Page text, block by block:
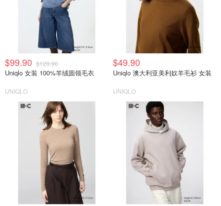
$99.90 $129.90
Uniqlo 女装 100%羊绒圆领毛衣
UNIQLO
$49.90
Uniqlo 澳大利亚美利奴羊毛衫 女装
UNIQLO